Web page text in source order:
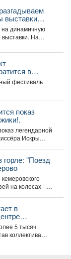
выставки
Тамара
динамичную
На
в
под
фестиваль
показ
легендарной
Искры
"Поезд
на колесах –
в
больше 30
5 тысяч